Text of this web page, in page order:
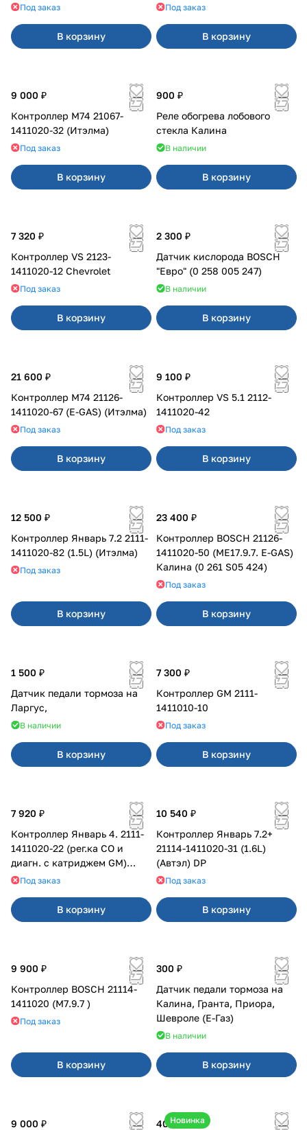
марки Cadillac
Под заказ
В корзину
Под заказ
В корзину
9 000 ₽
Контроллер М74 21067-
1411020-32 (Итэлма)
Под заказ
В корзину
900 ₽
Реле обогрева лобового
стекла Калина
В наличии
В корзину
7 320 ₽
Контроллер VS 2123-
1411020-12 Chevrolet
Под заказ
В корзину
2 300 ₽
Датчик кислорода BOSCH
"Евро" (0 258 005 247)
В наличии
В корзину
21 600 ₽
Контроллер М74 21126-
1411020-67 (E-GAS) (Итэлма)
Под заказ
В корзину
9 100 ₽
Контроллер VS 5.1 2112-
1411020-42
Под заказ
В корзину
12 500 ₽
Контроллер Январь 7.2 2111-
1411020-82 (1.5L) (Итэлма)
Под заказ
В корзину
23 400 ₽
Контроллер BOSCH 21126-
1411020-50 (ME17.9.7. E-GAS)
Калина (0 261 S05 424)
Под заказ
В корзину
1 500 ₽
Датчик педали тормоза на
Ларгус,
В наличии
В корзину
7 300 ₽
Контроллер GM 2111-
1411010-10
Под заказ
В корзину
7 920 ₽
Контроллер Январь 4. 2111-
1411020-22 (рег.ка СО и
диагн. с катриджем GM)
К104
Под заказ
В корзину
10 540 ₽
Контроллер Январь 7.2+
21114-1411020-31 (1.6L)
(Автэл) DP
Под заказ
В корзину
9 900 ₽
Контроллер BOSCH 21114-
1411020 (М7.9.7 )
Под заказ
В корзину
300 ₽
Датчик педали тормоза на
Калина, Гранта, Приора,
Шевроле (Е-Газ)
В наличии
В корзину
9 000 ₽
Новинка
400 ₽